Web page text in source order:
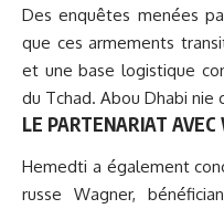
Des enquêtes menées
que ces armements
et une base logistique
du Tchad. Abou Dhabi nie
LE PARTENARIAT AVEC
Hemedti a également
russe Wagner,